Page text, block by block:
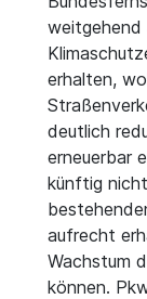
weitgehend
erhalten,
deutlich
erneuerbar
künftig
aufrecht
Wachstum
können.